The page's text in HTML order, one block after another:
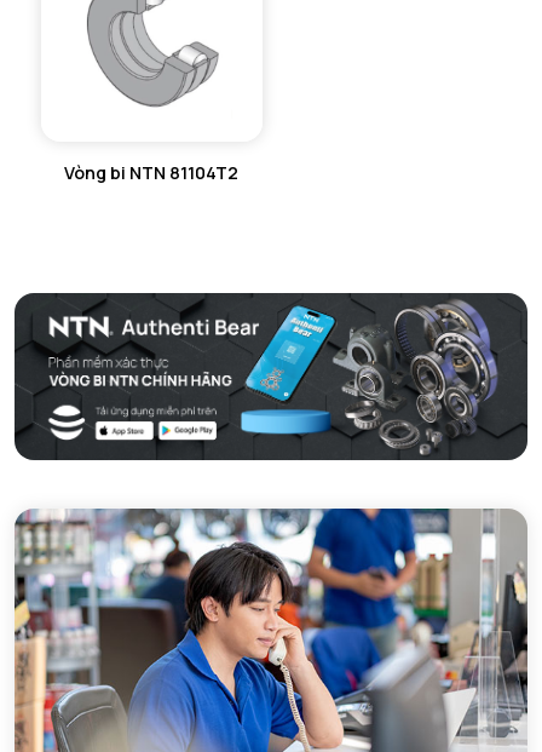
VÒNG BI CHẶN TRỤC NTN
VÒNG BI LĂN TRỤ ĐẨY NTN
GỐI ĐỠ 2 NỬA NTN
MÁY GIA NHIỆT NTN
Vòng bi NTN 81104T2